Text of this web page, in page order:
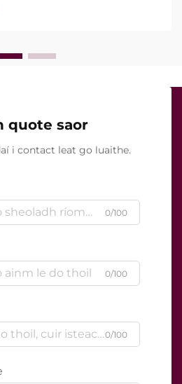
i ndáiríre an bhfuil na gnéithe
ach conas a oibríonn siad go
quote saor
i contact leat go luaithe.
0/100
0/100
0/100